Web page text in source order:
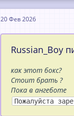
20 Фев 2026
Russian_Boy
как этот бокс?
Стоит брать ?
Пока в ангеботе
Пожалуйста